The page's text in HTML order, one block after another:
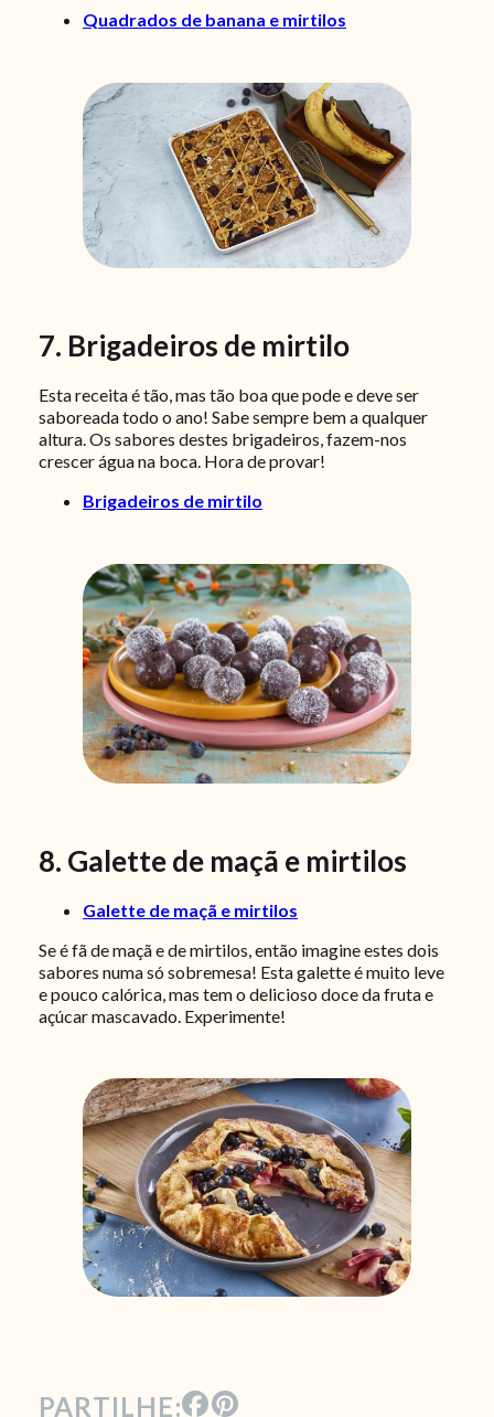
Quadrados de banana e mirtilos
7. Brigadeiros de mirtilo
Esta receita é tão, mas tão boa que pode e deve ser
saboreada todo o ano! Sabe sempre bem a qualquer
altura. Os sabores destes brigadeiros, fazem-nos
crescer água na boca. Hora de provar!
Brigadeiros de mirtilo
8. Galette de maçã e mirtilos
Galette de maçã e mirtilos
Se é fã de maçã e de mirtilos, então imagine estes dois
sabores numa só sobremesa! Esta galette é muito leve
e pouco calórica, mas tem o delicioso doce da fruta e
açúcar mascavado. Experimente!
PARTILHE: